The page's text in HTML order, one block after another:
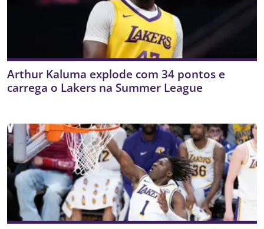
Arthur Kaluma explode com 34 pontos e
carrega o Lakers na Summer League